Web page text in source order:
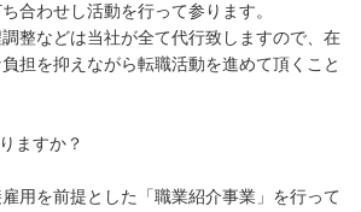
合わせし活動を行って参ります。
整などは当社が全て代行致しますので、在
担を抑えながら転職活動を進めて頂くこと
ますか？
用を前提とした「職業紹介事業」を行って